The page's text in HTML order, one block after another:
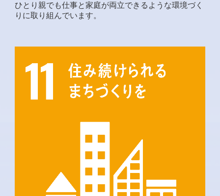
ひとり親でも仕事と家庭が両立できるような環境づく
りに取り組んでいます。